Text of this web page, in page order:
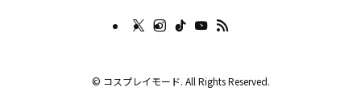
© コスプレイモード. All Rights Reserved.